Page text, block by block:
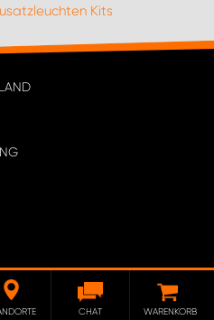
Kits
CHAT WARENKORB